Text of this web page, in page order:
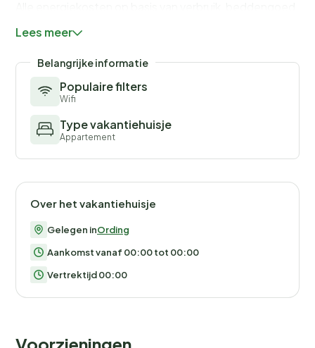
WiFi
Parkeerplaats
Lees meer
Belangrijke informatie
Populaire filters
Wifi
Type vakantiehuisje
Appartement
Over het vakantiehuisje
Gelegen inOrding
Aankomst vanaf 00:00 tot 00:00
Vertrektijd 00:00
Voorzieningen